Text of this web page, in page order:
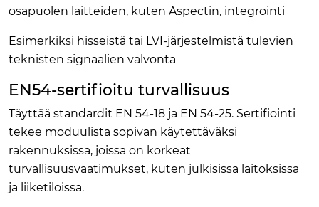
osapuolen laitteiden, kuten Aspectin, integrointi
Esimerkiksi hisseistä tai LVI-järjestelmistä tulevien
teknisten signaalien valvonta
EN54-sertifioitu turvallisuus
Täyttää standardit EN 54-18 ja EN 54-25. Sertifiointi
tekee moduulista sopivan käytettäväksi
rakennuksissa, joissa on korkeat
turvallisuusvaatimukset, kuten julkisissa laitoksissa
ja liiketiloissa.